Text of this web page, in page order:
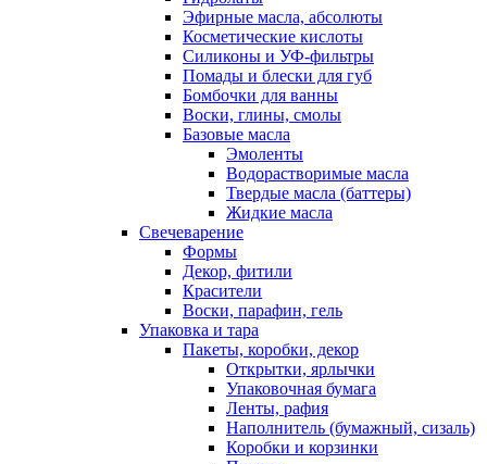
Эфирные масла, абсолюты
Косметические кислоты
Силиконы и УФ-фильтры
Помады и блески для губ
Бомбочки для ванны
Воски, глины, смолы
Базовые масла
Эмоленты
Водорастворимые масла
Твердые масла (баттеры)
Жидкие масла
Свечеварение
Формы
Декор, фитили
Красители
Воски, парафин, гель
Упаковка и тара
Пакеты, коробки, декор
Открытки, ярлычки
Упаковочная бумага
Ленты, рафия
Наполнитель (бумажный, сизаль)
Коробки и корзинки